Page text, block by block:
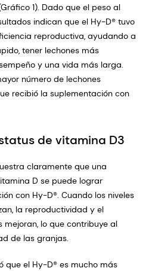
1). Dado que el peso al
indican que el Hy-D® tuvo
reproductiva, ayudando a
tener lechones más
y una vida más larga.
número de lechones
recibió la suplementación con
de vitamina D3
claramente que una
D se puede lograr
con Hy-D®. Cuando los niveles
la reproductividad y el
mejoran, lo que contribuye al
de las granjas.
que el Hy-D® es mucho más